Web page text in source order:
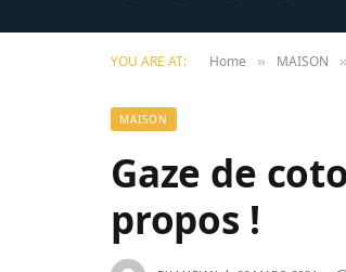
YOU ARE AT: Home » MAISON »
MAISON
Gaze de
propos !